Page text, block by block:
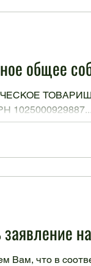
Очередное
что в